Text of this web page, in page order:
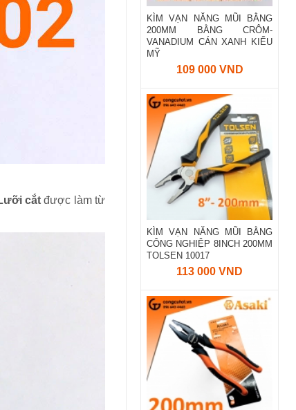
cắtđược làm từ
KÌM VẠN NĂNG MŨI BẰNG
200MM BẰNG CRÔM-
VANADIUM CÁN XANH KIỂU
MỸ
109 000 VND
KÌM VẠN NĂNG MŨI BẰNG
CÔNG NGHIỆP 8INCH 200MM
TOLSEN 10017
113 000 VND